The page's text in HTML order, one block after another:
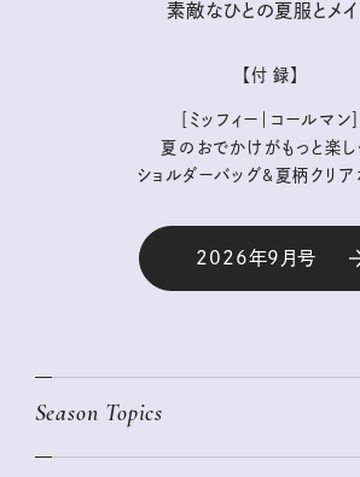
素敵なひとの夏服とメイ
【付 録】
［ミッフィー｜コールマン］
夏のおでかけがもっと楽し
ショルダーバッグ&夏柄クリア
2026年9月号
Season Topics